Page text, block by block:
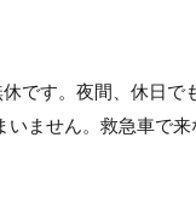
です。夜間、休日
ません。救急車で